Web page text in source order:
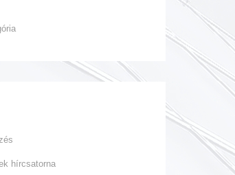
hírcsatorna